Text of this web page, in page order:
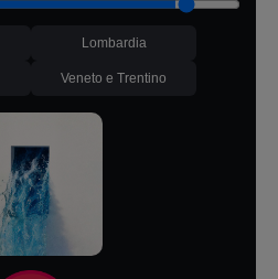
Lombardia
Veneto e Trentino